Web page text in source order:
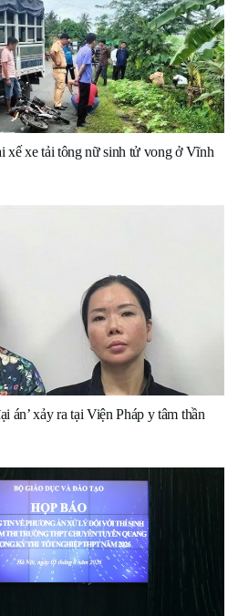
xế xe tải tông nữ sinh tử vong ở Vĩnh
án’ xảy ra tại Viện Pháp y tâm thần